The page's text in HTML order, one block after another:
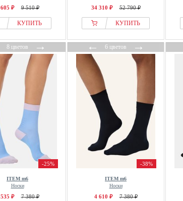
₽ 9 510 ₽
КУПИТЬ
34 310 ₽ 52 790 ₽
КУПИТЬ
8 цветов→
-25%
ITEM m6
Носки
₽ 7 380 ₽
←6 цветов→
-38%
ITEM m6
Носки
4 610 ₽ 7 380 ₽